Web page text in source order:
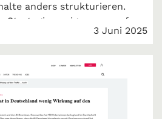
anders strukturieren.
zeigen, worauf es
3 Juni 2025